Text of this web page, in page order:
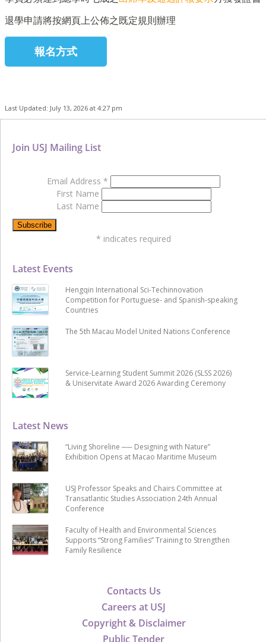
退學申請將按網頁上公佈之既定規則辦理
報名方式
Last Updated: July 13, 2026 at 4:27 pm
Contacts Us
Careers at USJ
Copyright & Disclaimer
Public Tender
Latest News
“Living Shoreline ── Designing with Nature”
Exhibition Opens at Macao Maritime Museum
USJ Professor Speaks and Chairs Committee at
Transatlantic Studies Association 24th Annual
Conference
Faculty of Health and Environmental Sciences
Supports “Strong Families” Training to Strengthen
Family Resilience
Latest Events
Hengqin International Sci-Techinnovation
Competition for Portuguese- and Spanish-speaking
Countries
The 5th Macau Model United Nations Conference
Service-Learning Student Summit 2026 (SLSS 2026)
& Uniservitate Award 2026 Awarding Ceremony
Join USJ Mailing List
Email Address *
First Name
Last Name
* indicates required